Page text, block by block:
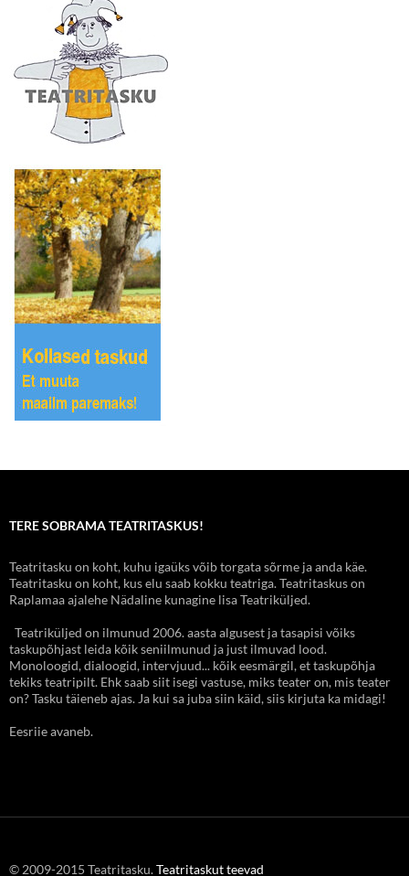
TERE SOBRAMA TEATRITASKUS!
Teatritasku on koht, kuhu igaüks võib torgata sõrme ja anda käe.
Teatritasku on koht, kus elu saab kokku teatriga. Teatritaskus on
Raplamaa ajalehe Nädaline kunagine lisa Teatriküljed.
Teatriküljed on ilmunud 2006. aasta algusest ja tasapisi võiks
taskupõhjast leida kõik seniilmunud ja just ilmuvad lood.
Monoloogid, dialoogid, intervjuud... kõik eesmärgil, et taskupõhja
tekiks teatripilt. Ehk saab siit isegi vastuse, miks teater on, mis teater
on? Tasku täieneb ajas. Ja kui sa juba siin käid, siis kirjuta ka midagi!
Eesriie avaneb.
© 2009-2015 Teatritasku.Teatritaskut teevad